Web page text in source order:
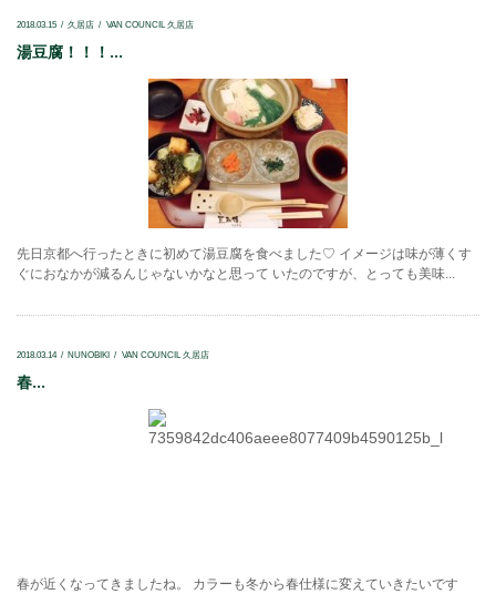
2018.03.15 久居店 VAN COUNCIL 久居店
湯豆腐！！！...
先日京都へ行ったときに初めて湯豆腐を食べました♡ イメージは味が薄くす
ぐにおなかが減るんじゃないかなと思って いたのですが、とっても美味...
2018.03.14 NUNOBIKI VAN COUNCIL 久居店
春...
春が近くなってきましたね。 カラーも冬から春仕様に変えていきたいです